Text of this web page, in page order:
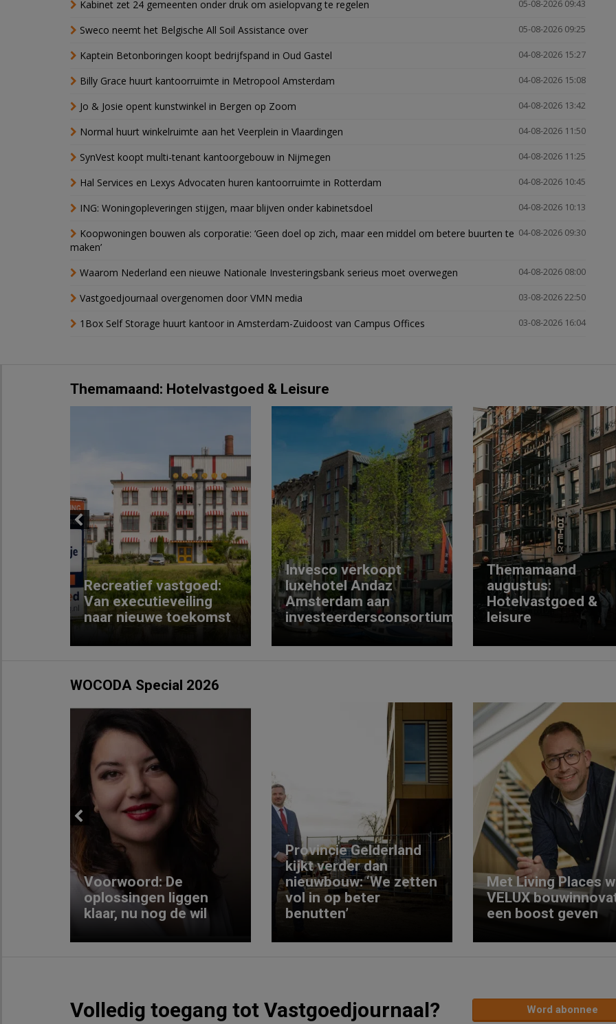
05-08-2026 09:43
Kabinet zet 24 gemeenten onder druk om asielopvang te regelen
05-08-2026 09:25
Sweco neemt het Belgische All Soil Assistance over
04-08-2026 15:27
Kaptein Betonboringen koopt bedrijfspand in Oud Gastel
04-08-2026 15:08
Billy Grace huurt kantoorruimte in Metropool Amsterdam
04-08-2026 13:42
Jo & Josie opent kunstwinkel in Bergen op Zoom
04-08-2026 11:50
Normal huurt winkelruimte aan het Veerplein in Vlaardingen
04-08-2026 11:25
SynVest koopt multi-tenant kantoorgebouw in Nijmegen
04-08-2026 10:45
Hal Services en Lexys Advocaten huren kantoorruimte in Rotterdam
04-08-2026 10:13
ING: Woningopleveringen stijgen, maar blijven onder kabinetsdoel
04-08-2026 09:30
Koopwoningen bouwen als corporatie: ‘Geen doel op zich, maar een middel om betere buurten te
maken’
04-08-2026 08:00
Waarom Nederland een nieuwe Nationale Investeringsbank serieus moet overwegen
03-08-2026 22:50
Vastgoedjournaal overgenomen door VMN media
03-08-2026 16:04
1Box Self Storage huurt kantoor in Amsterdam-Zuidoost van Campus Offices
Themamaand: Hotelvastgoed & Leisure
Previous
Recreatief vastgoed:
Van executieveiling
naar nieuwe toekomst
Invesco verkoopt
luxehotel Andaz
Amsterdam aan
investeerdersconsortium
Themamaand
augustus:
Hotelvastgoed &
leisure
WOCODA Special 2026
Previous
Voorwoord: De
oplossingen liggen
klaar, nu nog de wil
Provincie Gelderland
kijkt verder dan
nieuwbouw: ‘We zetten
vol in op beter
benutten’
Met Living Places
VELUX
een boost geven
Volledig toegang tot Vastgoedjournaal? Word abonnee